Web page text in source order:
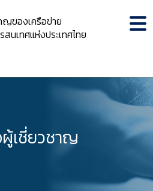
ญของเครือข่าย
นเทศแห่งประเทศไทย
เชี่ยวชาญ